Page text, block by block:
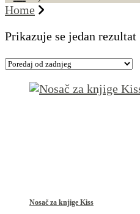
Home
Prikazuje se jedan rezultat
Nosač za knjige Kiss